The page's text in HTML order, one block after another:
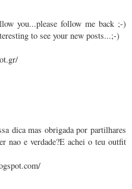
you...please follow me back ;-)
to see your new posts...;-)
dica mas obrigada por partilhares
nao e verdade?E achei o teu outfit